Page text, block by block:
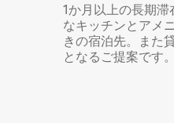
1か月以上の長期
なキッチンとアメ
きの宿泊先。また
となるご提案です。